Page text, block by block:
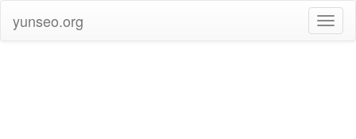
yunseo.org